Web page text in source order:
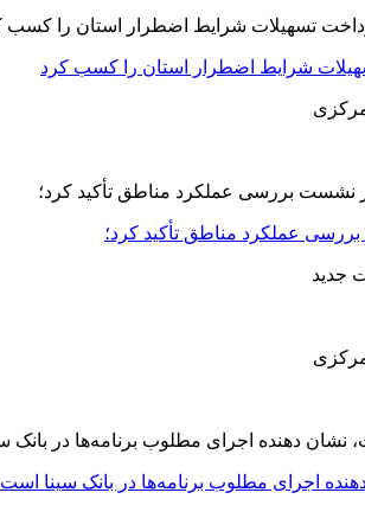
شرایط اضطرار استان را کسب کرد
عملکرد مناطق تأکید کرد؛
اجرای مطلوب برنامه‌ها در بانک سینا است